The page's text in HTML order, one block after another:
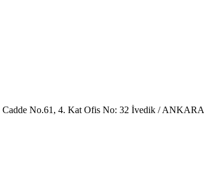
Cadde No.61, 4. Kat Ofis No: 32 İvedik / ANKARA